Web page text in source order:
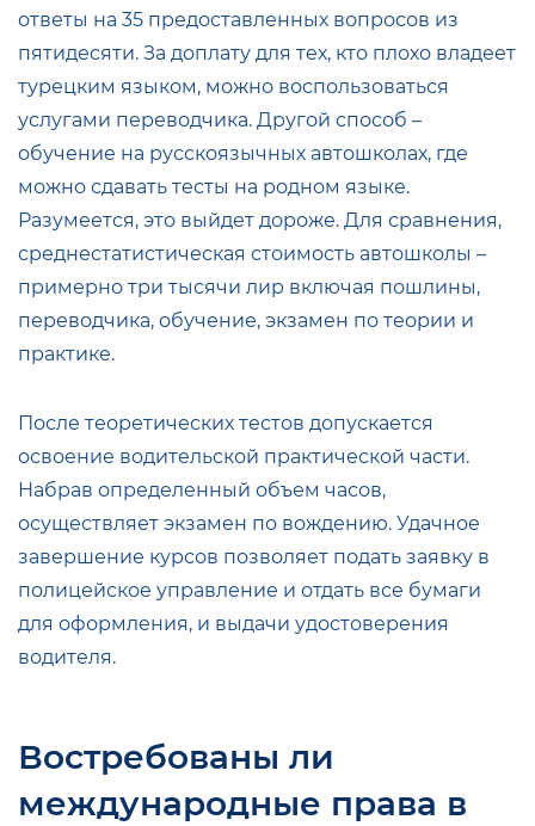
ответы на 35 предоставленных вопросов из
пятидесяти. За доплату для тех, кто плохо владеет
турецким языком, можно воспользоваться
услугами переводчика. Другой способ –
обучение на русскоязычных автошколах, где
можно сдавать тесты на родном языке.
Разумеется, это выйдет дороже. Для сравнения,
среднестатистическая стоимость автошколы –
примерно три тысячи лир включая пошлины,
переводчика, обучение, экзамен по теории и
практике.
После теоретических тестов допускается
освоение водительской практической части.
Набрав определенный объем часов,
осуществляет экзамен по вождению. Удачное
завершение курсов позволяет подать заявку в
полицейское управление и отдать все бумаги
для оформления, и выдачи удостоверения
водителя.
Востребованы ли
международные права в